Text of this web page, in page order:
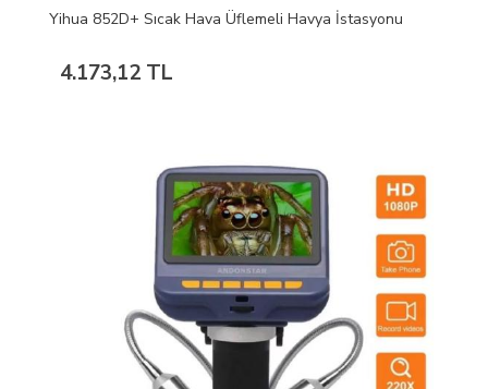
Yihua 852D+ Sıcak Hava Üflemeli Havya İstasyonu
4.173,12 TL